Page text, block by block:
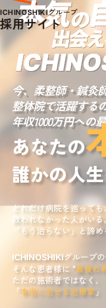
ICHINOSHIKIグループ
採用サイト
今、柔整師・鍼灸
整体院で活躍する
年収1000万円への
あなたの
誰かの人
どれだけ病院を巡って
救われなかった人がいる。
「もう治らない」と諦
ICHINOSHIKIグループの
そんな患者様に "最後の
ただの施術者ではなく、
「本当に治せる治療家